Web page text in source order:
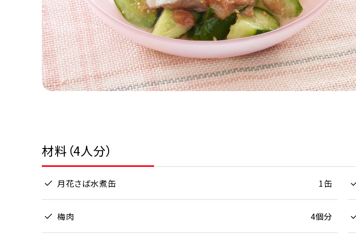
材料（4人分）
月花さば水煮缶 1缶
梅肉 4個分